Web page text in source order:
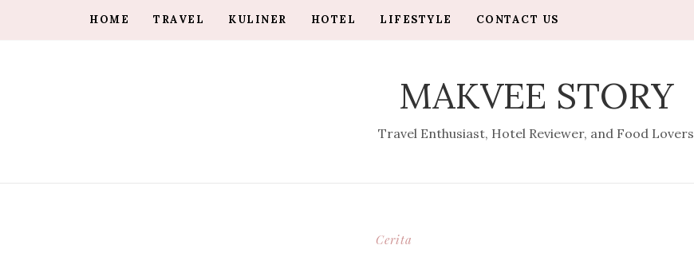
MAKVEE STORY
Travel Enthusiast, Hotel Reviewer, and Food Lovers
HOME TRAVEL KULINER HOTEL LIFESTYLE CONTACT US
Cerita